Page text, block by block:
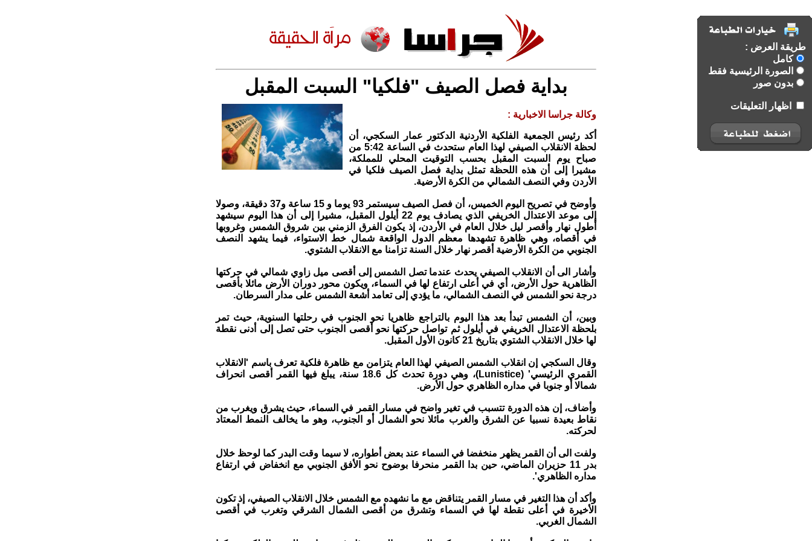
طريقة العرض :
كامل
الصورة الرئيسية فقط
بدون صور
اظهار التعليقات
بداية فصل الصيف "فلكيا" السبت المقبل
وكالة جراسا الاخبارية :
أكد رئيس الجمعية الفلكية الأردنية الدكتور عمار السكجي، أن
لحظة الانقلاب الصيفي لهذا العام ستحدث في الساعة 5:42 من
صباح يوم السبت المقبل بحسب التوقيت المحلي للمملكة،
مشيرا إلى أن هذه اللحظة تمثل بداية فصل الصيف فلكيا في
الأردن وفي النصف الشمالي من الكرة الأرضية.
وأوضح في تصريح اليوم الخميس، أن فصل الصيف سيستمر 93 يوما و 15 ساعة و37 دقيقة، وصولا
إلى موعد الاعتدال الخريفي الذي يصادف يوم 22 أيلول المقبل، مشيرا إلى أن هذا اليوم سيشهد
أطول نهار وأقصر ليل خلال العام في الأردن، إذ يكون الفرق الزمني بين شروق الشمس وغروبها
في أقصاه، وهي ظاهرة تشهدها معظم الدول الواقعة شمال خط الاستواء، فيما يشهد النصف
الجنوبي من الكرة الأرضية أقصر نهار خلال السنة تزامنا مع الانقلاب الشتوي.
وأشار الى أن الانقلاب الصيفي يحدث عندما تصل الشمس إلى أقصى ميل زاوي شمالي في حركتها
الظاهرية حول الأرض، أي في أعلى ارتفاع لها في السماء، ويكون محور دوران الأرض مائلا بأقصى
درجة نحو الشمس في النصف الشمالي، ما يؤدي إلى تعامد أشعة الشمس على مدار السرطان.
وبين، أن الشمس تبدأ بعد هذا اليوم بالتراجع ظاهريا نحو الجنوب في رحلتها السنوية، حيث تمر
بلحظة الاعتدال الخريفي في أيلول ثم تواصل حركتها نحو أقصى الجنوب حتى تصل إلى أدنى نقطة
لها خلال الانقلاب الشتوي بتاريخ 21 كانون الأول المقبل.
وقال السكجي إن انقلاب الشمس الصيفي لهذا العام يتزامن مع ظاهرة فلكية تعرف باسم 'الانقلاب
القمري الرئيسي' (Lunistice)، وهي دورة تحدث كل 18.6 سنة، يبلغ فيها القمر أقصى انحراف
شمالا أو جنوبا في مداره الظاهري حول الأرض.
وأضاف، إن هذه الدورة تتسبب في تغير واضح في مسار القمر في السماء، حيث يشرق ويغرب من
نقاط بعيدة نسبيا عن الشرق والغرب مائلا نحو الشمال أو الجنوب، وهو ما يخالف النمط المعتاد
لحركته.
ولفت الى أن القمر يظهر منخفضا في السماء عند بعض أطواره، لا سيما وقت البدر كما لوحظ خلال
بدر 11 حزيران الماضي، حين بدا القمر منحرفا بوضوح نحو الأفق الجنوبي مع انخفاض في ارتفاع
مداره الظاهري'.
وأكد أن هذا التغير في مسار القمر يتناقض مع ما نشهده مع الشمس خلال الانقلاب الصيفي، إذ تكون
الأخيرة في أعلى نقطة لها في السماء وتشرق من أقصى الشمال الشرقي وتغرب في أقصى
الشمال الغربي.